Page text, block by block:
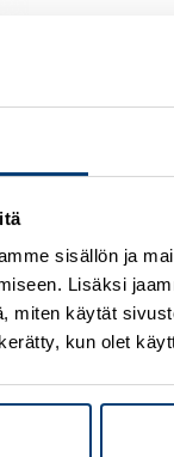
sisällön ja
Lisäksi
miten käytät
kun olet